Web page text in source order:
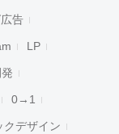
告
LP
0→1
クデザイン